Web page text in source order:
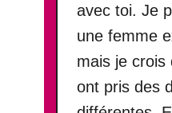
avec toi. Je
une femme
mais je crois
ont pris des